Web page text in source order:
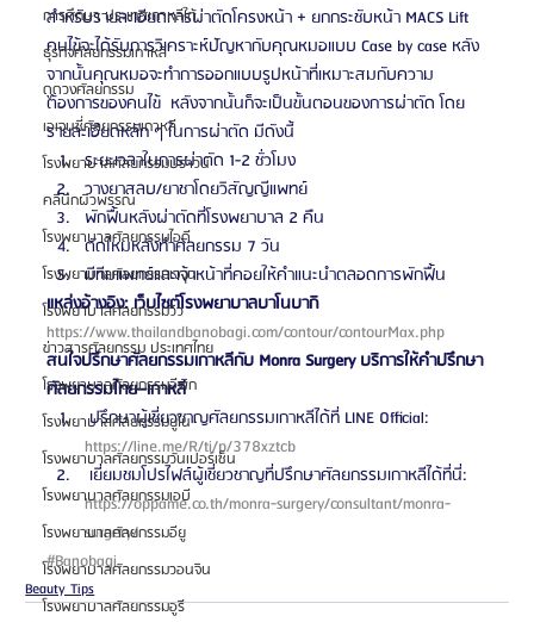
การศึกษา ประเทศเกาหลีใต้
ธุรกิจศัลยกรรมเกาหลี
ดูดวงศัลยกรรม
เอเจนซี่ศัลยกรรมเกาหลี
โรงพยาบาลศัลยกรรมบราวน์
คลินิกผิวพรรณ
โรงพยาบาลศัลยกรรมไอดี
โรงพยาบาลศัลยกรรมเจจุน
โรงพยาบาลศัลยกรรมวิว
ข่าวสารศัลยกรรม ประเทศไทย
โรงพยาบาลศัลยกรรมอีพิก
โรงพยาบาลศัลยกรรมยูโน
โรงพยาบาลศัลยกรรมวันเปอร์เซ็น
โรงพยาบาลศัลยกรรมเอบี
โรงพยาบาลศัลยกรรมอียู
โรงพยาบาลศัลยกรรมวอนจิน
โรงพยาบาลศัลยกรรมอูรี
สำหรับรายละเอียดการผ่าตัดโครงหน้า + ยกกระชับหน้า MACS Lift
คนไข้จะได้รับการวิเคราะห์ปัญหากับคุณหมอแบบ Case by case หลัง
จากนั้นคุณหมอจะทำการออกแบบรูปหน้าที่เหมาะสมกับความ
ต้องการของคนไข้  หลังจากนั้นก็จะเป็นขั้นตอนของการผ่าตัด โดย
รายละเอียดหลัก ๆ ในการผ่าตัด มีดังนี้
ระยะเวลาในการผ่าตัด 1-2 ชั่วโมง
วางยาสลบ/ยาชาโดยวิสัญญีแพทย์
พักฟื้นหลังผ่าตัดที่โรงพยาบาล 2 คืน
ตัดไหมหลังทำศัลยกรรม 7 วัน
มีทีมแพทย์และเจ้าหน้าที่คอยให้คำแนะนำตลอดการพักฟื้น
แหล่งอ้างอิง: เว็บไซต์โรงพยาบาลบาโนบากิ
https://www.thailandbanobagi.com/contour/contourMax.php
สนใจปรึกษาศัลยกรรมเกาหลีกับ Monra Surgery บริการให้คำปรึกษา
ศัลยกรรมไทย–เกาหลี
ปรึกษาผู้เชี่ยวชาญศัลยกรรมเกาหลีได้ที่ LINE Official:
https://line.me/R/ti/p/378xztcb
เยี่ยมชมโปรไฟล์ผู้เชี่ยวชาญที่ปรึกษาศัลยกรรมเกาหลีได้ที่นี่:
https://oppame.co.th/monra-surgery/consultant/monra-
surgery/
#Banobagi
Beauty Tips